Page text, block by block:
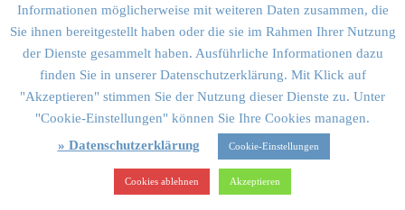
Informationen möglicherweise mit weiteren Daten zusammen, die
Sie ihnen bereitgestellt haben oder die sie im Rahmen Ihrer Nutzung
der Dienste gesammelt haben. Ausführliche Informationen dazu
finden Sie in unserer Datenschutzerklärung. Mit Klick auf
"Akzeptieren" stimmen Sie der Nutzung dieser Dienste zu. Unter
"Cookie-Einstellungen" können Sie Ihre Cookies managen.
» Datenschutzerklärung
Cookie-Einstellungen
Cookies ablehnen Akzeptieren